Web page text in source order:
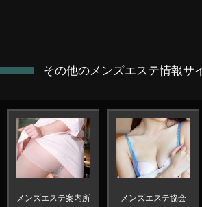
その他のメンズエステ情報サ
メンズエステ案内所 メンズエステ協会